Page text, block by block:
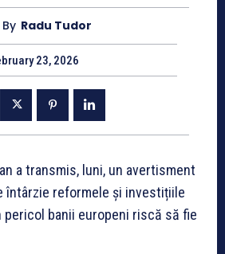
By Radu Tudor
23, 2026
a transmis, luni, un avertisment
întârzie reformele și investițiile
pericol banii europeni riscă să fie